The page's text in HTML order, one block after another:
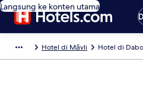
Langsung ke konten utama
Hotel di Māvli Hotel di